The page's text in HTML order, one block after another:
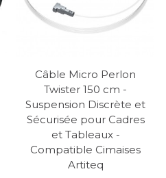
Câble Micro Perlon
Twister 150 cm -
Suspension Discrète et
Sécurisée pour Cadres
et Tableaux -
Compatible Cimaises
Artiteq